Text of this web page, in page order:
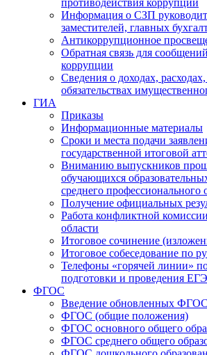
противодействия коррупции
Информация о СЗП
заместителей, главных
Антикоррупционное
Обратная связь для
коррупции
Сведения о доходах,
обязательствах
ГИА
Приказы
Информационные материалы
Сроки и места подачи
государственной итоговой
Вниманию выпускников
обучающихся
среднего профессионального
Получение официальных
Работа конфликтной
области
Итоговое сочинение
Итоговое собеседование по
Телефоны «горячей линии»
подготовки и проведения ЕГЭ
ФГОС
Введение обновленных
ФГОС (общие положения)
ФГОС основного общего
ФГОС среднего общего